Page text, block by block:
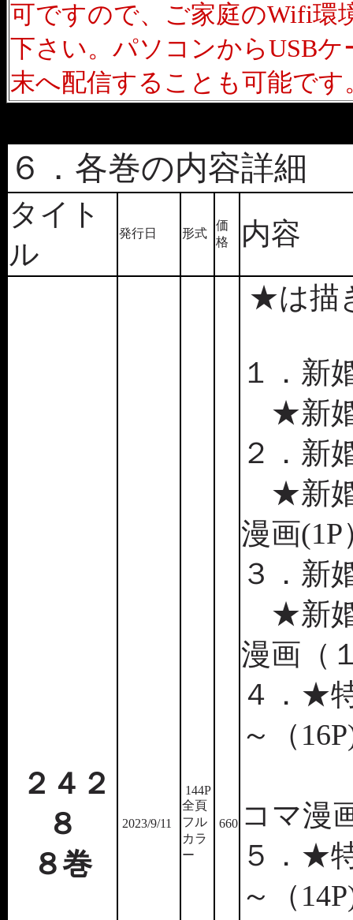
可ですので、ご家庭のWifi環
下さい。パソコンからUSB
末へ配信することも可能です
６．各巻の内容詳細
タイト
ル
発行日 形式
価
格
内容
２４２
８
８巻
2023/9/11
144P
全頁
フル
カラ
ー
660
★は描
１．新
★新婚
２．新
★新
漫画(1P
３．新
★新
漫画（
４．★
～（
コマ漫
５．★
～（